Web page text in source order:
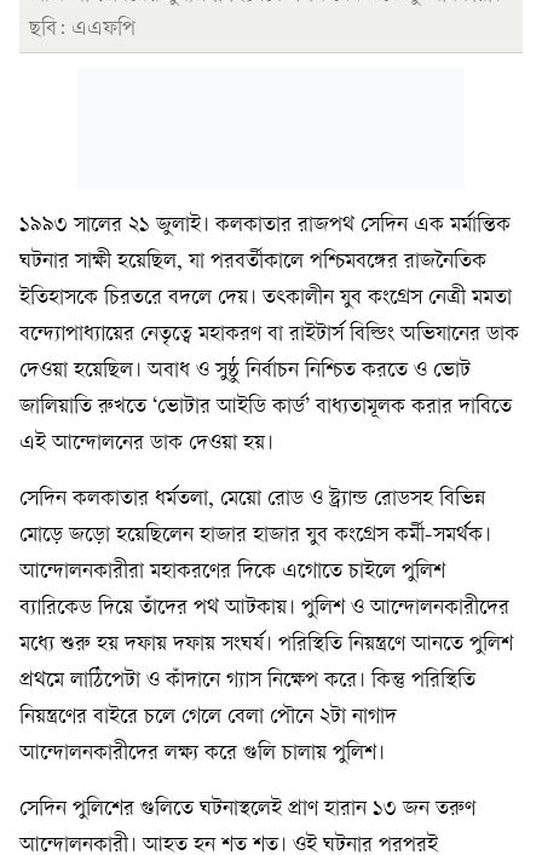
ছবি: এএফপি
১৯৯৩ সালের ২১ জুলাই। কলকাতার রাজপথ সেদিন এক মর্মান্তিক
ঘটনার সাক্ষী হয়েছিল, যা পরবর্তীকালে পশ্চিমবঙ্গের রাজনৈতিক
ইতিহাসকে চিরতরে বদলে দেয়। তৎকালীন যুব কংগ্রেস নেত্রী মমতা
বন্দ্যোপাধ্যায়ের নেতৃত্বে মহাকরণ বা রাইটার্স বিল্ডিং অভিযানের ডাক
দেওয়া হয়েছিল। অবাধ ও সুষ্ঠু নির্বাচন নিশ্চিত করতে ও ভোট
জালিয়াতি রুখতে ‘ভোটার আইডি কার্ড’ বাধ্যতামূলক করার দাবিতে
এই আন্দোলনের ডাক দেওয়া হয়।
সেদিন কলকাতার ধর্মতলা, মেয়ো রোড ও স্ট্র্যান্ড রোডসহ বিভিন্ন
মোড়ে জড়ো হয়েছিলেন হাজার হাজার যুব কংগ্রেস কর্মী-সমর্থক।
আন্দোলনকারীরা মহাকরণের দিকে এগোতে চাইলে পুলিশ
ব্যারিকেড দিয়ে তাঁদের পথ আটকায়। পুলিশ ও আন্দোলনকারীদের
মধ্যে শুরু হয় দফায় দফায় সংঘর্ষ। পরিস্থিতি নিয়ন্ত্রণে আনতে পুলিশ
প্রথমে লাঠিপেটা ও কাঁদানে গ্যাস নিক্ষেপ করে। কিন্তু পরিস্থিতি
নিয়ন্ত্রণের বাইরে চলে গেলে বেলা পৌনে ২টা নাগাদ
আন্দোলনকারীদের লক্ষ্য করে গুলি চালায় পুলিশ।
সেদিন পুলিশের গুলিতে ঘটনাস্থলেই প্রাণ হারান ১৩ জন তরুণ
আন্দোলনকারী। আহত হন শত শত। ওই ঘটনার পরপরই